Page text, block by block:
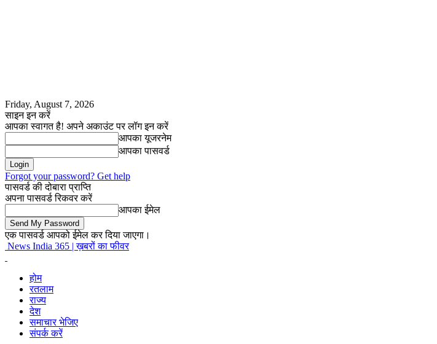
Friday, August 7, 2026
साइन इन करें
आपका स्वागत है! अपने अकाउंट पर लॉग इन करें
आपका यूजरनेम
आपका पासवर्ड
Forgot your password? Get help
पासवर्ड की दोबारा प्राप्ति
अपना पासवर्ड रिकवर करें
आपका ईमेल
एक पासवर्ड आपको ईमेल कर दिया जाएगा।
News India 365 | ख़बरों का फीवर
होम
रतलाम
राज्य
देश
समाचार भेजिए
संपर्क करें